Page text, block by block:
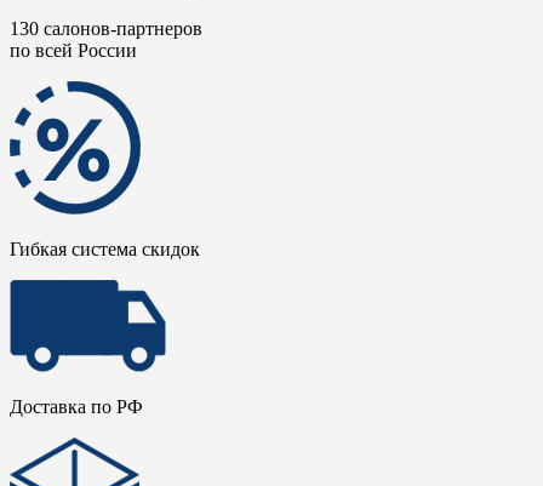
130 салонов-партнеров
по всей России
Гибкая система скидок
Доставка по РФ